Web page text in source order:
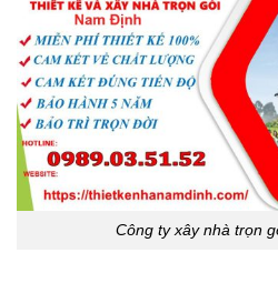
Công ty xây nhà trọn